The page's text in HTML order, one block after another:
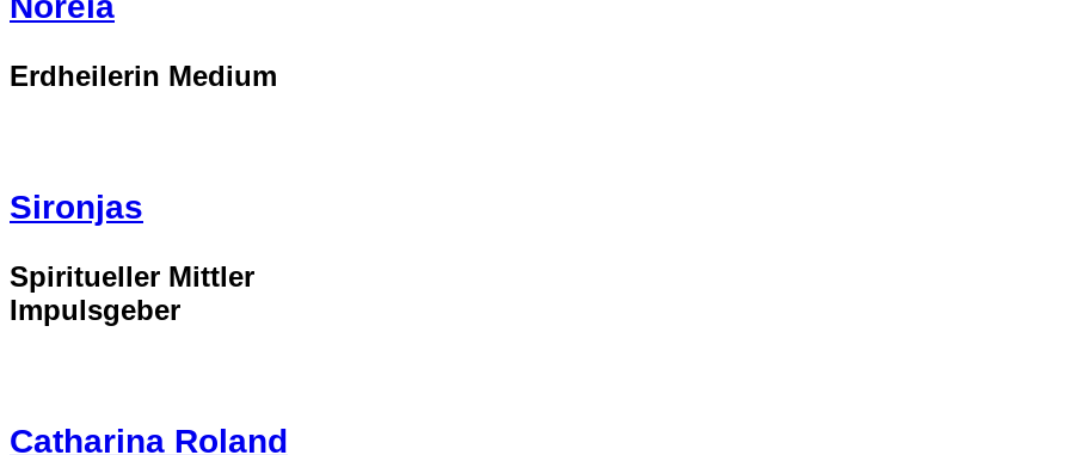
Erdheilerin Medium
Sironjas
Spiritueller Mittler
Impulsgeber
Catharina Roland